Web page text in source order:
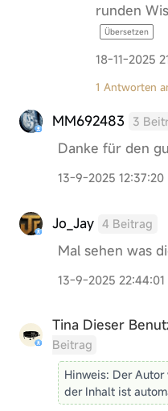
runden
Übersetzen
18-11-2025
1 Antworten
MM692483 3
Danke für den
13-9-2025 12:37:20
Jo_Jay 4 Beitrag
Mal sehen was
13-9-2025 22:44:01
Tina Dieser
Beitrag
Hinweis: Der
der Inhalt ist